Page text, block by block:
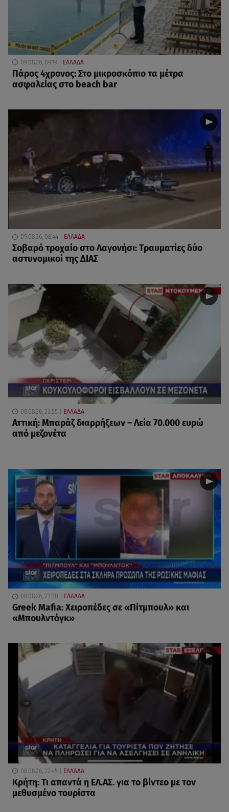
09.08.26, 09:19 ΕΛΛΑΔΑ
Πάρος 4χρονος: Στο μικροσκόπιο τα μέτρα
ασφαλείας στο beach bar
09.08.26, 08:44 ΕΛΛΑΔΑ
Σοβαρό τροχαίο στο Λαγονήσι: Τραυματίες δύο
αστυνομικοί της ΔΙΑΣ
08.08.26, 23:55 ΕΛΛΑΔΑ
Αττική: Μπαράζ διαρρήξεων – Λεία 70.000 ευρώ
από μεζονέτα
08.08.26, 23:30 ΕΛΛΑΔΑ
Greek Mafia: Χειροπέδες σε «Πίτμπουλ» και
«Μπουλντόγκ»
08.08.26, 22:45 ΕΛΛΑΔΑ
Κρήτη: Τι απαντά η ΕΛ.ΑΣ. για το βίντεο με τον
μεθυσμένο τουρίστα